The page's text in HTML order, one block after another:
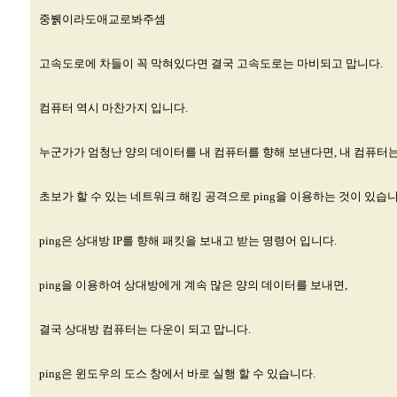
중뷁이라도애교로봐주셈
고속도로에 차들이 꼭 막혀있다면 결국 고속도로는 마비되고 맙니다.
컴퓨터 역시 마찬가지 입니다.
누군가가 엄청난 양의 데이터를 내 컴퓨터를 향해 보낸다면, 내 컴퓨터
초보가 할 수 있는 네트워크 해킹 공격으로 ping을 이용하는 것이 있습
ping은 상대방 IP를 향해 패킷을 보내고 받는 명령어 입니다.
ping을 이용하여 상대방에게 계속 많은 양의 데이터를 보내면,
결국 상대방 컴퓨터는 다운이 되고 맙니다.
ping은 윈도우의 도스 창에서 바로 실행 할 수 있습니다.